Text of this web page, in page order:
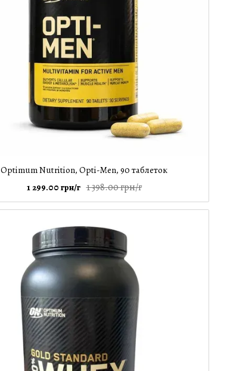
Optimum Nutrition, Opti-Men, 90 таблеток
1 398.00 грн/г
1 299.00 грн/г